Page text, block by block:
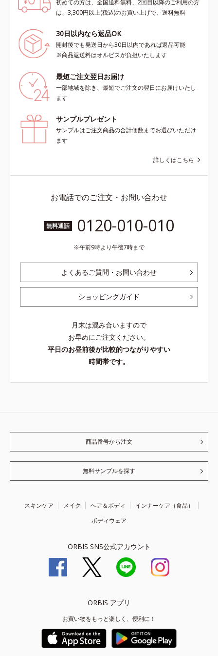
初めての方は、全国送料無料、2回目以降のご利用の方
は、3,300円以上(税込)のお買い上げで、送料無料
30日以内なら返品OK
開封後でも発送日から30日以内であれば返品可能
※商品返送料はオルビスが負担いたします
最短ご注文翌日お届け
一部地域を除き、最短でご注文の翌日にお届けいたし
ます
サンプルプレゼント
サンプルはご注文商品の合計個数までお選びいただけ
ます
詳しくはこちら
お電話でのご注文・お問い合わせ
無料通話 0120-010-010
午前9時より午後7時まで
よくあるご質問・お問い合わせ
ショッピングガイド
月末は混み合いますので
お早めにご注文ください。
平日のお昼前後が比較的つながりやすい
時間帯です。
商品番号から注文
無料サンプルを探す
スキンケア メイク ヘア＆ボディ
インナーケア（食品）
ボディウェア
ORBIS SNS公式アカウント
ORBIS アプリ
お買い物をもっと楽しく、便利に！